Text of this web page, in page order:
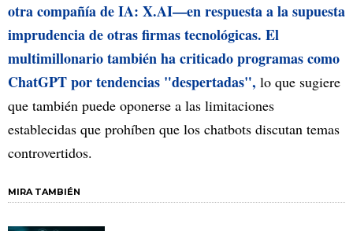
otra compañía de IA: X.AI—en respuesta a la supuesta
imprudencia de otras firmas tecnológicas. El
multimillonario también ha criticado programas como
ChatGPT por tendencias "despertadas", lo que sugiere
que también puede oponerse a las limitaciones
establecidas que prohíben que los chatbots discutan temas
controvertidos.
MIRA TAMBIÉN